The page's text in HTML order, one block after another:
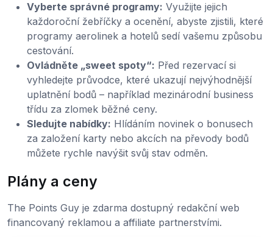
Vyberte správné programy: Využijte jejich
každoroční žebříčky a ocenění, abyste zjistili, které
programy aerolinek a hotelů sedí vašemu způsobu
cestování.
Ovládněte „sweet spoty“: Před rezervací si
vyhledejte průvodce, které ukazují nejvýhodnější
uplatnění bodů – například mezinárodní business
třídu za zlomek běžné ceny.
Sledujte nabídky: Hlídáním novinek o bonusech
za založení karty nebo akcích na převody bodů
můžete rychle navýšit svůj stav odměn.
Plány a ceny
The Points Guy je zdarma dostupný redakční web
financovaný reklamou a affiliate partnerstvími.